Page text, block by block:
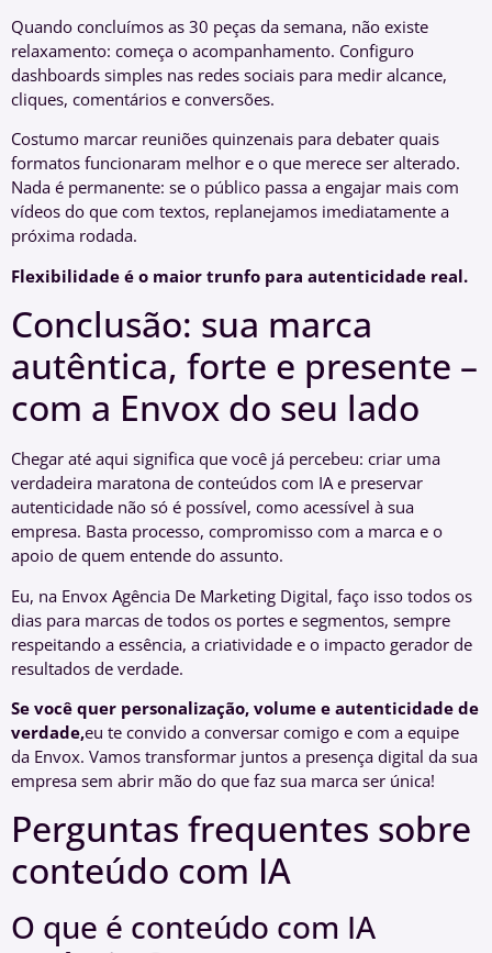
Quando concluímos as 30 peças da semana, não existe
relaxamento: começa o acompanhamento. Configuro
dashboards simples nas redes sociais para medir alcance,
cliques, comentários e conversões.
Costumo marcar reuniões quinzenais para debater quais
formatos funcionaram melhor e o que merece ser alterado.
Nada é permanente: se o público passa a engajar mais com
vídeos do que com textos, replanejamos imediatamente a
próxima rodada.
Flexibilidade é o maior trunfo para autenticidade real.
Conclusão: sua marca
autêntica, forte e presente –
com a Envox do seu lado
Chegar até aqui significa que você já percebeu: criar uma
verdadeira maratona de conteúdos com IA e preservar
autenticidade não só é possível, como acessível à sua
empresa. Basta processo, compromisso com a marca e o
apoio de quem entende do assunto.
Eu, na Envox Agência De Marketing Digital, faço isso todos os
dias para marcas de todos os portes e segmentos, sempre
respeitando a essência, a criatividade e o impacto gerador de
resultados de verdade.
Se você quer personalização, volume e autenticidade de
verdade,eu te convido a conversar comigo e com a equipe
da Envox. Vamos transformar juntos a presença digital da sua
empresa sem abrir mão do que faz sua marca ser única!
Perguntas frequentes sobre
conteúdo com IA
O que é conteúdo com IA